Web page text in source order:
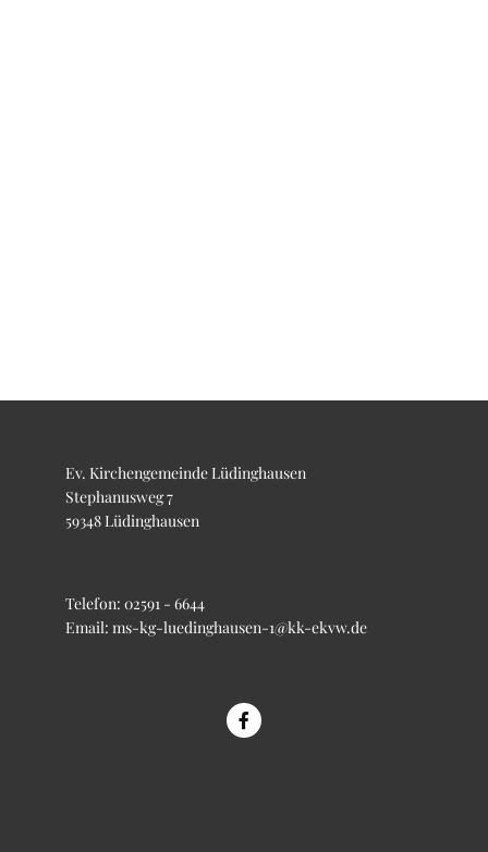
Ev. Kirchengemeinde Lüdinghausen
Stephanusweg 7
59348 Lüdinghausen
Telefon: 02591 - 6644
Email: ms-kg-luedinghausen-1@kk-ekvw.de